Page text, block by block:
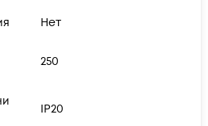
Нет
250
IP20